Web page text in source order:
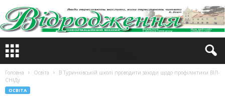
Головна Освіта
В Туринківській школі проводити заходи щодо профілактики ВІЛ-
СНІДу
ОСВІТА